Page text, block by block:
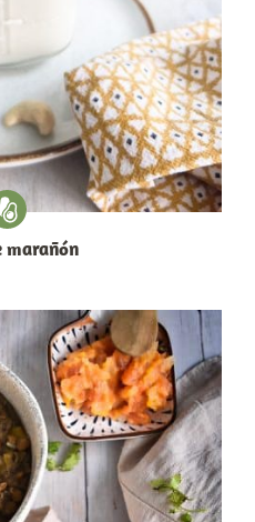
marañón